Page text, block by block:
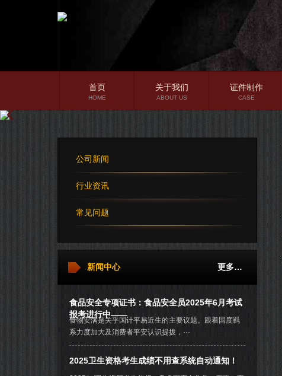
首页
HOME
关于我们
ABOUT US
证件制作
CASE
公司新闻
行业资讯
常见问题
更多…
新闻中心
食品安全专项证书：食品安全员2025年6月考试
报考进行中——
食物安满是关乎国计平易近生的主要议题。跟着国度羁
系力度加大及消费者平安认识提拔，···
2025卫生资格考生成绩不用查系统自动通知！